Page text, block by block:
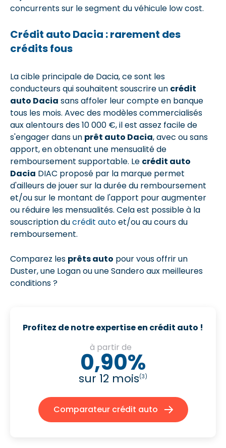
concurrents sur le segment du véhicule low cost.
Crédit auto Dacia : rarement des
crédits fous
La cible principale de Dacia, ce sont les
conducteurs qui souhaitent souscrire un crédit
auto Dacia sans affoler leur compte en banque
tous les mois. Avec des modèles commercialisés
aux alentours des 10 000 €, il est assez facile de
s'engager dans un prêt auto Dacia, avec ou sans
apport, en obtenant une mensualité de
remboursement supportable. Le crédit auto
Dacia DIAC proposé par la marque permet
d'ailleurs de jouer sur la durée du remboursement
et/ou sur le montant de l'apport pour augmenter
ou réduire les mensualités. Cela est possible à la
souscription ducrédit autoet/ou au cours du
remboursement.
Comparez les prêts auto pour vous offrir un
Duster, une Logan ou une Sandero aux meilleures
conditions ?
Profitez de notre expertise en crédit auto !
à partir de
0,90%
sur 12 mois(3)
Comparateur crédit auto